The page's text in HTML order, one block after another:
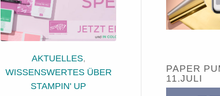
AKTUELLES,
WISSENSWERTES ÜBER
STAMPIN' UP
PAPER
11.JULI